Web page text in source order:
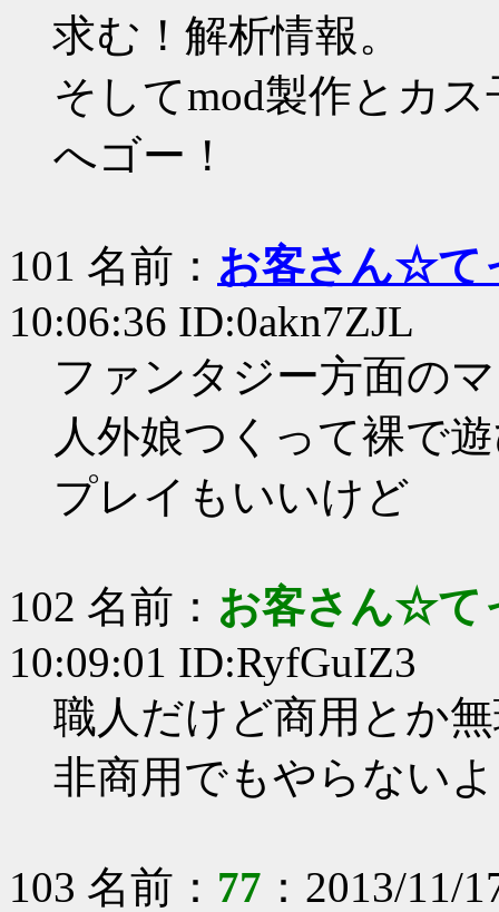
求む！解析情報。
そしてmod製作とカ
へゴー！
101 名前： お客さん☆て
10:06:36 ID:0akn7ZJL
ファンタジー方面の
人外娘つくって裸で
プレイもいいけど
102 名前： お客さん☆て
10:09:01 ID:RyfGuIZ3
職人だけど商用とか
非商用でもやらないよ
103 名前： 77 ：2013/11/